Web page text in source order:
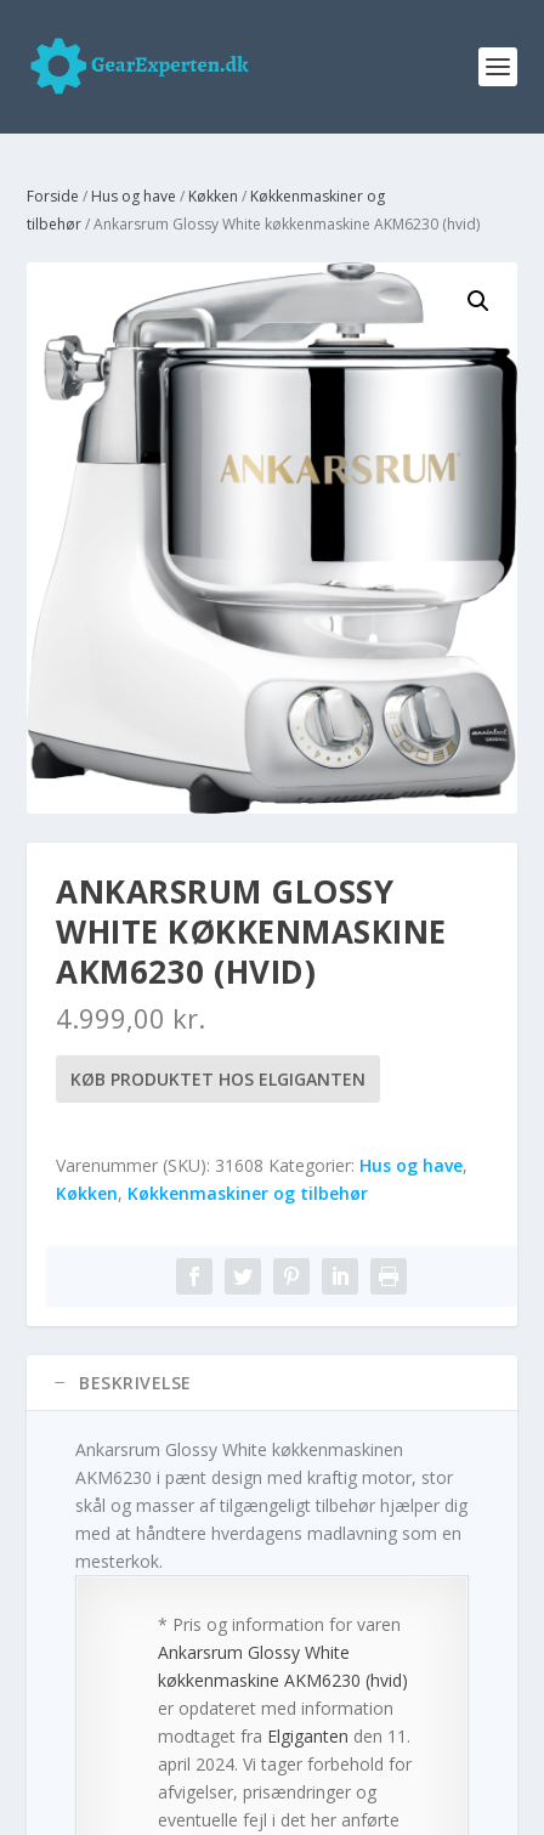
Forside / Hus og have / Køkken / Køkkenmaskiner og
tilbehør/ Ankarsrum Glossy White køkkenmaskine AKM6230 (hvid)
ANKARSRUM GLOSSY
WHITE KØKKENMASKINE
AKM6230 (HVID)
4.999,00 kr.
KØB PRODUKTET HOS ELGIGANTEN
Varenummer (SKU): 31608 Kategorier: Hus og have,
Køkken, Køkkenmaskiner og tilbehør
BESKRIVELSE
Ankarsrum Glossy White køkkenmaskinen
AKM6230 i pænt design med kraftig motor, stor
skål og masser af tilgængeligt tilbehør hjælper dig
med at håndtere hverdagens madlavning som en
mesterkok.
* Pris og information for varen
Ankarsrum Glossy White
køkkenmaskine AKM6230 (hvid)
er opdateret med information
modtaget fra Elgiganten den 11.
april 2024. Vi tager forbehold for
afvigelser, prisændringer og
eventuelle fejl i det her anførte